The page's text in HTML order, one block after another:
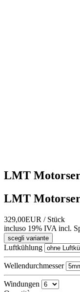
LMT
LMT
329,00EUR / Stück
incluso 19% IVA incl.
scegli variante
Luftkühlung
Wellendurchmesser
Windungen